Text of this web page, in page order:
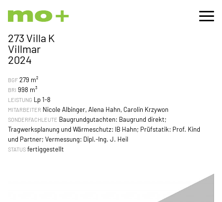
273 Villa K
Villmar
2024
BGF 279 m²
BRI 998 m³
LEISTUNG Lp 1-8
MITARBEITER Nicole Albinger, Alena Hahn, Carolin Krzywon
SONDERFACHLEUTE Baugrundgutachten: Baugrund direkt;
Tragwerksplanung und Wärmeschutz: IB Hahn; Prüfstatik: Prof. Kind
und Partner; Vermessung: Dipl.-Ing. J. Heil
STATUS fertiggestellt